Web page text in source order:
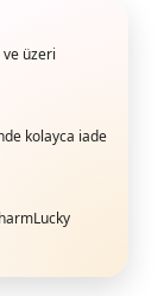
üzeri
kolayca iade